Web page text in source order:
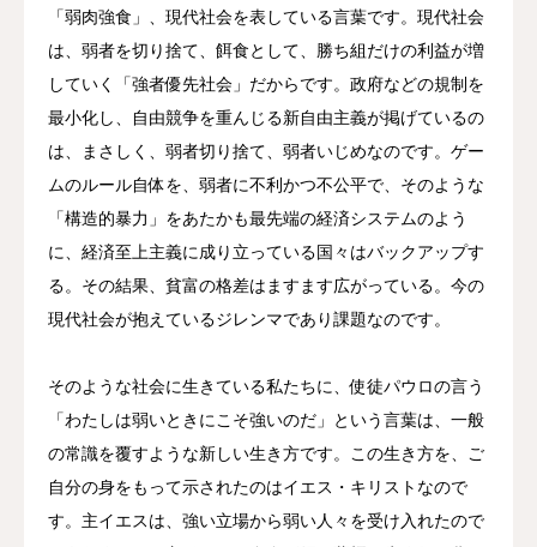
「弱肉強食」、現代社会を表している言葉です。現代社会
は、弱者を切り捨て、餌食として、勝ち組だけの利益が増
していく「強者優先社会」だからです。政府などの規制を
最小化し、自由競争を重んじる新自由主義が掲げているの
は、まさしく、弱者切り捨て、弱者いじめなのです。ゲー
ムのルール自体を、弱者に不利かつ不公平で、そのような
「構造的暴力」をあたかも最先端の経済システムのよう
に、経済至上主義に成り立っている国々はバックアップす
る。その結果、貧富の格差はますます広がっている。今の
現代社会が抱えているジレンマであり課題なのです。
そのような社会に生きている私たちに、使徒パウロの言う
「わたしは弱いときにこそ強いのだ」という言葉は、一般
の常識を覆すような新しい生き方です。この生き方を、ご
自分の身をもって示されたのはイエス・キリストなので
す。主イエスは、強い立場から弱い人々を受け入れたので